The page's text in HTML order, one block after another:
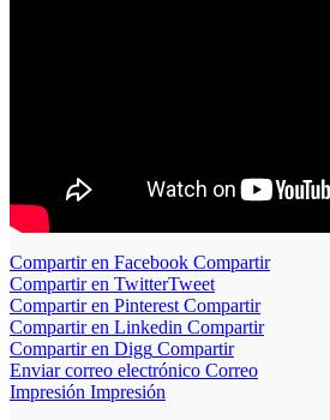
Compartir en Facebook Compartir
Compartir en TwitterTweet
Compartir en Pinterest Compartir
Compartir en Linkedin Compartir
Compartir en Digg Compartir
Enviar correo electrónico Correo
Impresión Impresión